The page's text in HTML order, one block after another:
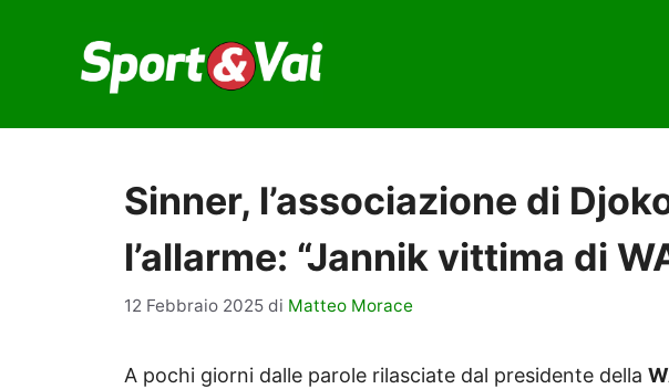
contenuto
Sinner, l’associazione di
l’allarme: “Jannik vittima di
12 Febbraio 2025 di Matteo Morace
A pochi giorni dalle parole rilasciate dal presidente della